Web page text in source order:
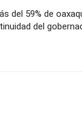
del 59% de
del